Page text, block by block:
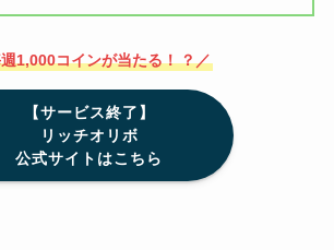
1,000コインが当たる！？／
【サービス終了】
リッチオリボ
公式サイトはこちら